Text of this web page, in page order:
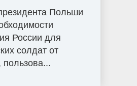
Польши
России для
солдат от
пользова...